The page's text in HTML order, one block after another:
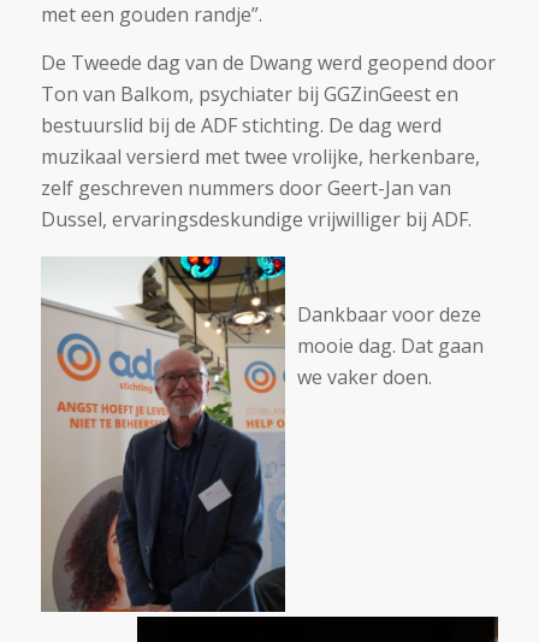
met een gouden randje”.
De Tweede dag van de Dwang werd geopend door
Ton van Balkom, psychiater bij GGZinGeest en
bestuurslid bij de ADF stichting. De dag werd
muzikaal versierd met twee vrolijke, herkenbare,
zelf geschreven nummers door Geert-Jan van
Dussel, ervaringsdeskundige vrijwilliger bij ADF.
Dankbaar voor deze
mooie dag. Dat gaan
we vaker doen.